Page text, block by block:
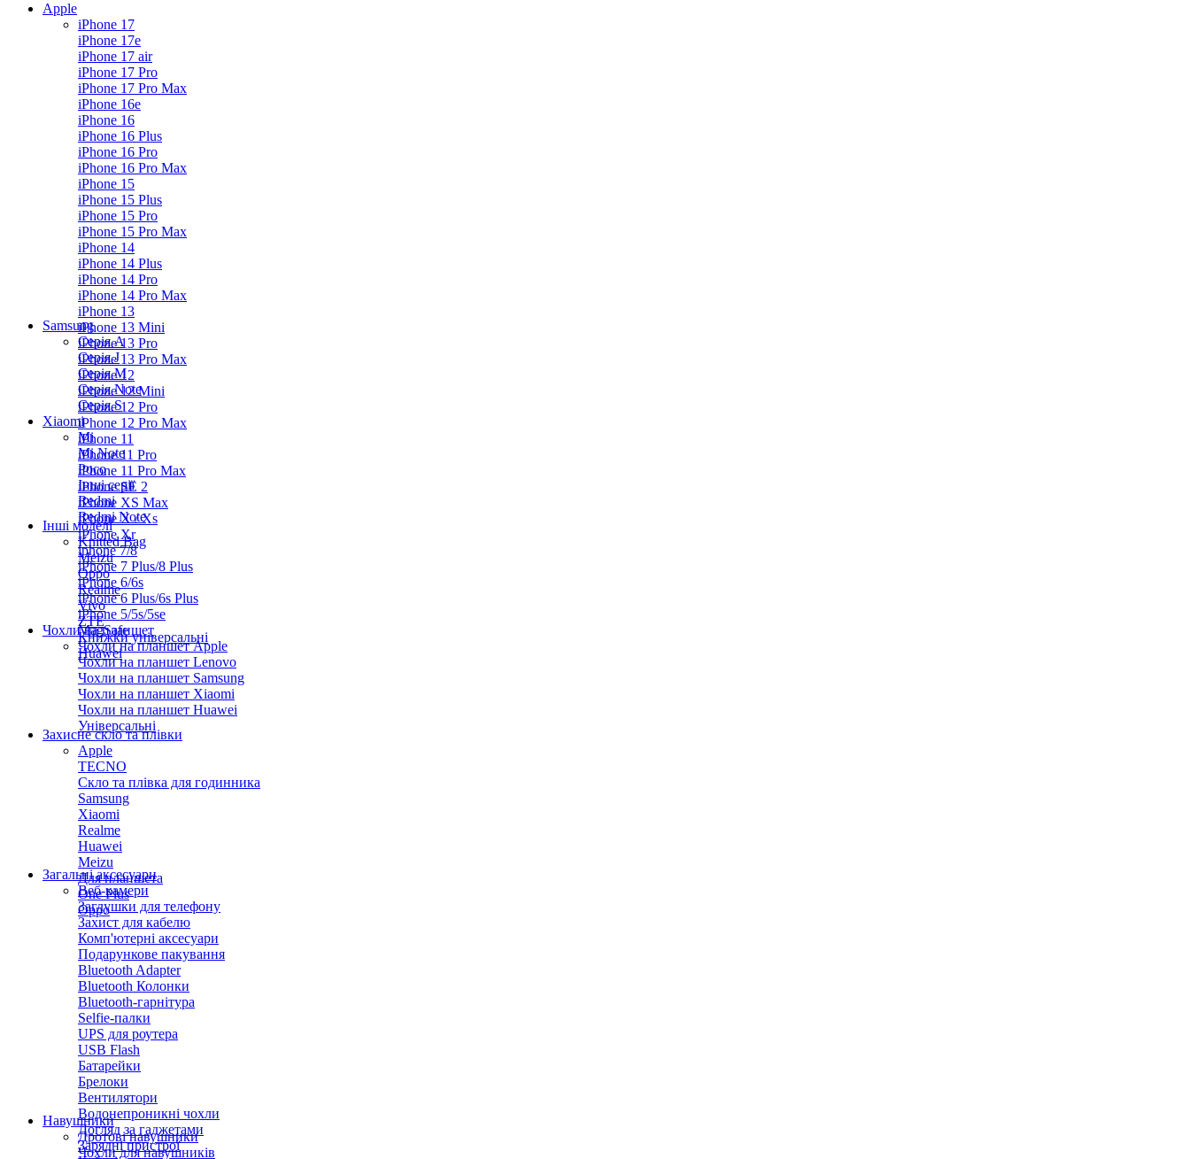
Apple
iPhone 17
iPhone 17e
iPhone 17 air
iPhone 17 Pro
iPhone 17 Pro Max
iPhone 16e
iPhone 16
iPhone 16 Plus
iPhone 16 Pro
iPhone 16 Pro Max
iPhone 15
iPhone 15 Plus
iPhone 15 Pro
iPhone 15 Pro Max
iPhone 14
iPhone 14 Plus
iPhone 14 Pro
iPhone 14 Pro Max
iPhone 13
iPhone 13 Mini
iPhone 13 Pro
iPhone 13 Pro Max
iPhone 12
iPhone 12 Mini
iPhone 12 Pro
iPhone 12 Pro Max
iPhone 11
iPhone 11 Pro
iPhone 11 Pro Max
iPhone SE 2
iPhone XS Max
iPhone X / Xs
iPhone Xr
iphone 7/8
iPhone 7 Plus/8 Plus
iPhone 6/6s
iPhone 6 Plus/6s Plus
iPhone 5/5s/5se
MagSafe
Samsung
Серія А
Серiя J
Серiя M
Серія Note
Серія S
Xiaomi
Mi
Mi Note
Poco
Інші серії
Redmi
Redmi Note
Інші моделі
Knitted Bag
Meizu
Oppo
Realme
Vivo
ZTE
Книжки універсальні
Huawei
Чохли на планшет
Чохли на планшет Apple
Чохли на планшет Lenovo
Чохли на планшет Samsung
Чохли на планшет Xiaomi
Чохли на планшет Huawei
Універсальні
Захисне скло та плівки
Apple
TECNO
Скло та плівка для годинника
Samsung
Xiaomi
Realme
Huawei
Meizu
Для планшета
One Plus
Oppo
Загальні аксесуари
Веб-камери
Заглушки для телефону
Захист для кабелю
Комп'ютерні аксесуари
Подарункове пакування
Bluetooth Adapter
Bluetooth Колонки
Bluetooth-гарнітура
Selfie-палки
UPS для роутера
USB Flash
Батарейки
Брелоки
Вентилятори
Водонепроникні чохли
Догляд за гаджетами
Зарядні пристрої
Навушники
Дротові навушники
Чохли для навушників